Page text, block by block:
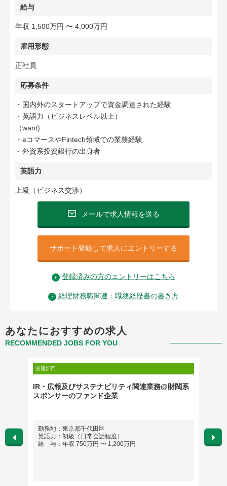
給与
年収 1,500万円 〜 4,000万円
雇用形態
正社員
応募条件
・国内外のスタートアップで資金調達された経験
・英語力（ビジネスレベル以上）
（want)
・eコマースやFintech領域での業務経験
・外資系投資銀行の出身者
英語力
上級（ビジネス交渉）
メールで求人情報を送る
サポート登録して求人にエントリーする
登録済みの方のエントリーはこちら
経理財務職関連：職務経歴書の書き方
あなたにおすすめの求人
RECOMMENDED JOBS FOR YOU
、
新
管理部門
IR・広報及びサステナビリティ関連業務@財閥系
スポンサーのファンド企業
勤務地：東京都千代田区
英語力：初級（日常会話程度）
給 与：年収 750万円 〜 1,200万円
勤務
英語
給